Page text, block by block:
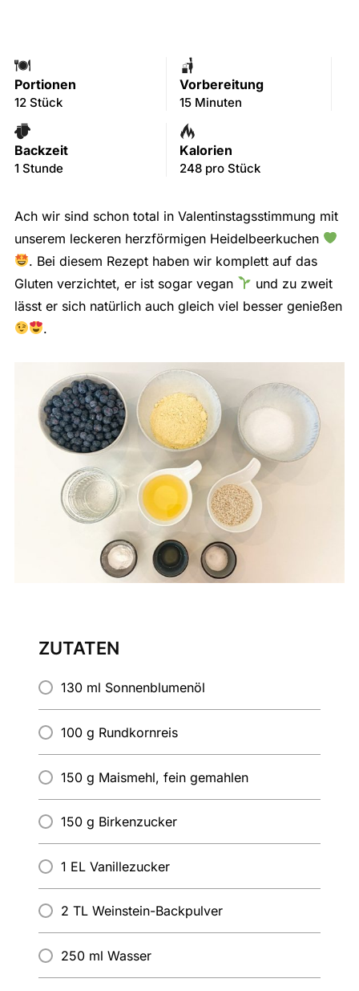
Portionen
12 Stück
Vorbereitung
15 Minuten
Backzeit
1 Stunde
Kalorien
248 pro Stück
Ach wir sind schon total in Valentinstagsstimmung mit
unserem leckeren herzförmigen Heidelbeerkuchen
. Bei diesem Rezept haben wir komplett auf das
Gluten verzichtet, er ist sogar vegan
und zu zweit
lässt er sich natürlich auch gleich viel besser genießen
.
ZUTATEN
130 ml Sonnenblumenöl
100 g Rundkornreis
150 g Maismehl, fein gemahlen
150 g Birkenzucker
1 EL Vanillezucker
2 TL Weinstein-Backpulver
250 ml Wasser